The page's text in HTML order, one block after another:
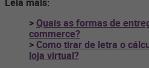
>Quais as formas de
commerce?
> Como tirar de letra o
loja virtual?